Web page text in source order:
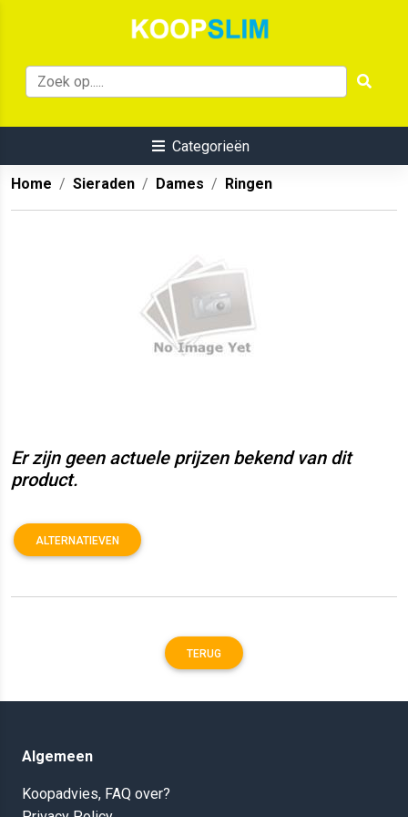
Categorieën
Home Sieraden Dames Ringen
Er zijn geen actuele prijzen bekend van dit
product.
ALTERNATIEVEN
TERUG
Algemeen
Koopadvies, FAQ over?